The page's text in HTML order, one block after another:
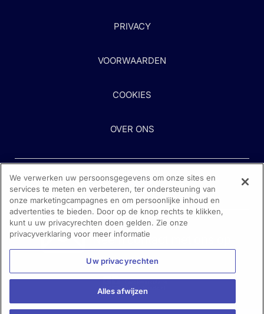
PRIVACY
VOORWAARDEN
COOKIES
OVER ONS
Heeft u hulp nodig?
Neem contact met ons op
We verwerken uw persoonsgegevens om onze sites en
services te meten en verbeteren, ter ondersteuning van
onze marketingcampagnes en om persoonlijke inhoud en
advertenties te bieden. Door op de knop rechts te klikken,
kunt u uw privacyrechten doen gelden. Zie onze
privacyverklaring voor meer informatie
Uw privacyrechten
Alles afwijzen